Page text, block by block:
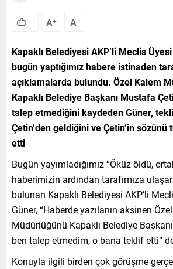
A+ A-
Kapaklı Belediyesi AKP’li Meclis
bugün yaptığımız habere istinaden
açıklamalarda bulundu. Özel Kalem
Kapaklı Belediye Başkanı Mustafa
talep etmediğini kaydeden Güner,
Çetin’den geldiğini ve Çetin’in sözünü
etti
Bugün yayımladığımız “Öküz öldü,
haberimizin ardından tarafımıza
bulunan Kapaklı Belediyesi AKP’li
Güner, “Haberde yazılanın aksinen
Müdürlüğünü Kapaklı Belediye
ben talep etmedim, o bana teklif etti”
Konuyla ilgili birden çok görüşme